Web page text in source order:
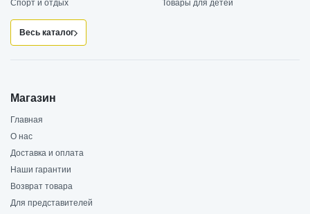
Спорт и отдых
Товары для детей
Весь каталог
Магазин
Главная
О нас
Доставка и оплата
Наши гарантии
Возврат товара
Для представителей